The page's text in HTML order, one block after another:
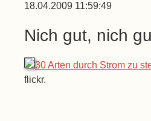
18.04.2009 11:59:49
Nich gut, nich
30 Arten durch Strom zu
flickr.